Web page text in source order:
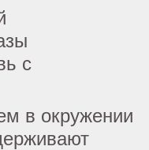
с
в окружении